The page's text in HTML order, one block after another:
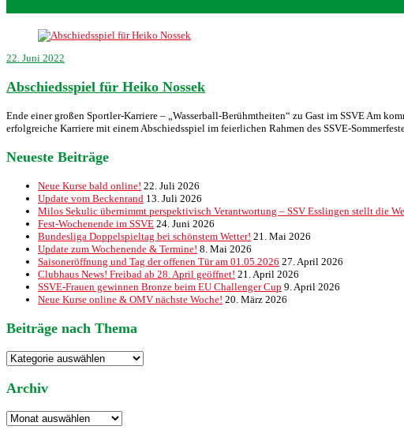
22. Juni 2022
Abschiedsspiel für Heiko Nossek
Ende einer großen Sportler-Karriere – „Wasserball-Berühmtheiten“ zu Gast im SSVE Am
erfolgreiche Karriere mit einem Abschiedsspiel im feierlichen Rahmen des SSVE-
Neueste Beiträge
Neue Kurse bald online! 22. Juli 2026
Update vom Beckenrand 13. Juli 2026
Milos Sekulic übernimmt perspektivisch Verantwortung – SSV Esslingen stellt die
Fest-Wochenende im SSVE 24. Juni 2026
Bundesliga Doppelspieltag bei schönstem Wetter! 21. Mai 2026
Update zum Wochenende & Termine! 8. Mai 2026
Saisoneröffnung und Tag der offenen Tür am 01.05.2026 27. April 2026
Clubhaus News! Freibad ab 28. April geöffnet! 21. April 2026
SSVE-Frauen gewinnen Bronze beim EU Challenger Cup 9. April 2026
Neue Kurse online & OMV nächste Woche! 20. März 2026
Beiträge nach Thema
Beiträge
nach
Thema
Archiv
Archiv